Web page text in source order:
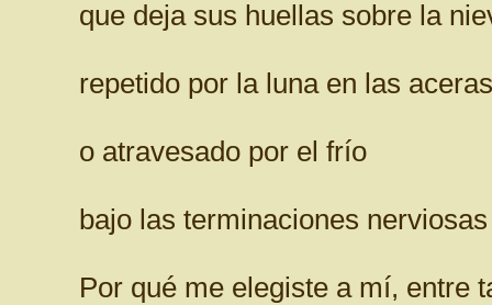
que deja sus huellas sobre la
repetido por la luna en las
o atravesado por el frío
bajo las terminaciones
Por qué me elegiste a mí, entre